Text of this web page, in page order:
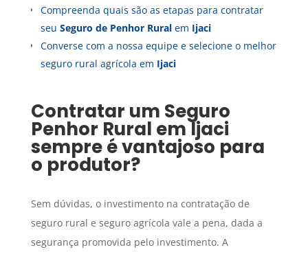
Compreenda quais são as etapas para contratar
seu Seguro de Penhor Ruralem Ijaci
Converse com a nossa equipe e selecione o melhor
seguro rural agrícola em Ijaci
Contratar um Seguro
Penhor Rural emIjaci
sempre é vantajoso para
o produtor?
Sem dúvidas, o investimento na contratação de
seguro rural e seguro agrícola vale a pena, dada a
segurança promovida pelo investimento. A